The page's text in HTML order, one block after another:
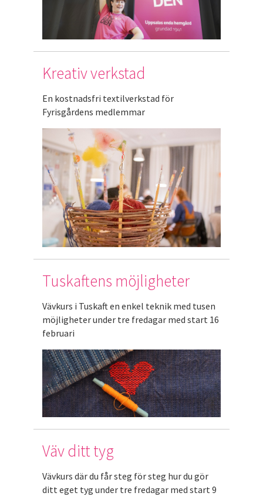
Kreativ verkstad
En kostnadsfri textilverkstad för
Fyrisgårdens medlemmar
Tuskaftens möjligheter
Vävkurs i Tuskaft en enkel teknik med tusen
möjligheter under tre fredagar med start 16
februari
Väv ditt tyg
Vävkurs där du får steg för steg hur du gör
ditt eget tyg under tre fredagar med start 9